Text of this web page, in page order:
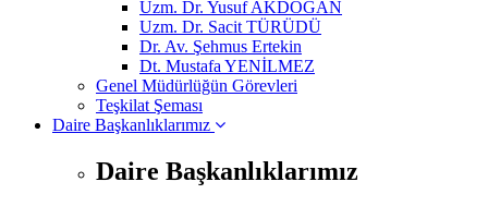
Uzm. Dr. Yusuf AKDOĞAN
Uzm. Dr. Sacit TÜRÜDÜ
Dr. Av. Şehmus Ertekin
Dt. Mustafa YENİLMEZ
Genel Müdürlüğün Görevleri
Teşkilat Şeması
Daire Başkanlıklarımız
Daire Başkanlıklarımız